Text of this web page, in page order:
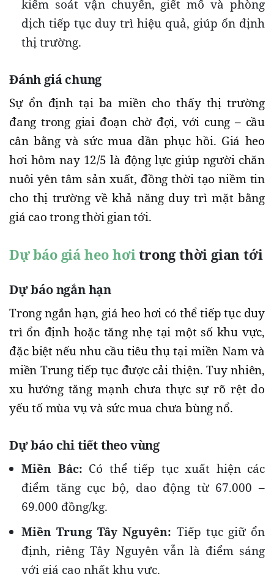
kiểm soát vận chuyển, giết mổ và phòng
dịch tiếp tục duy trì hiệu quả, giúp ổn định
thị trường.
Đánh giá chung
Sự ổn định tại ba miền cho thấy thị trường
đang trong giai đoạn chờ đợi, với cung – cầu
cân bằng và sức mua dần phục hồi. Giá heo
hơi hôm nay 12/5 là động lực giúp người chăn
nuôi yên tâm sản xuất, đồng thời tạo niềm tin
cho thị trường về khả năng duy trì mặt bằng
giá cao trong thời gian tới.
Dự báo giá heo hơi trong thời gian tới
Dự báo ngắn hạn
Trong ngắn hạn, giá heo hơi có thể tiếp tục duy
trì ổn định hoặc tăng nhẹ tại một số khu vực,
đặc biệt nếu nhu cầu tiêu thụ tại miền Nam và
miền Trung tiếp tục được cải thiện. Tuy nhiên,
xu hướng tăng mạnh chưa thực sự rõ rệt do
yếu tố mùa vụ và sức mua chưa bùng nổ.
Dự báo chi tiết theo vùng
Miền Bắc: Có thể tiếp tục xuất hiện các
điểm tăng cục bộ, dao động từ 67.000 –
69.000 đồng/kg.
Miền Trung Tây Nguyên: Tiếp tục giữ ổn
định, riêng Tây Nguyên vẫn là điểm sáng
với giá cao nhất khu vực.